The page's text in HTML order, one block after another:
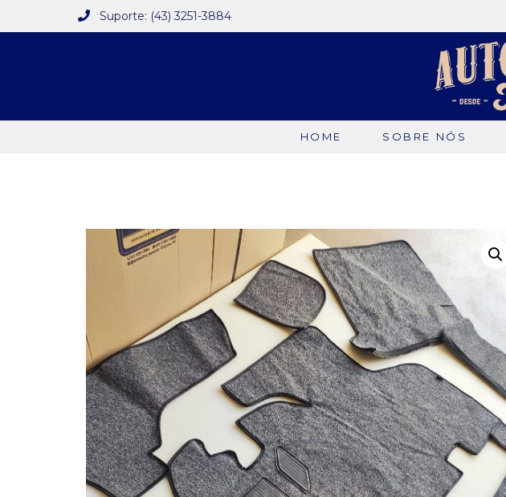
Suporte: (43) 3251-3884
HOME SOBRE NÓS